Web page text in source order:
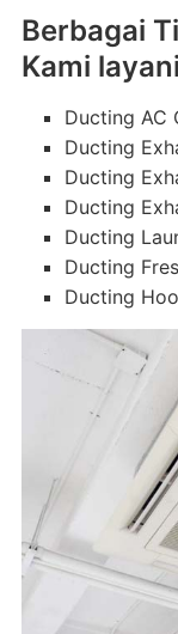
Berbagai
Kami layani
Ducting AC
Ducting
Ducting
Ducting
Ducting
Ducting
Ducting